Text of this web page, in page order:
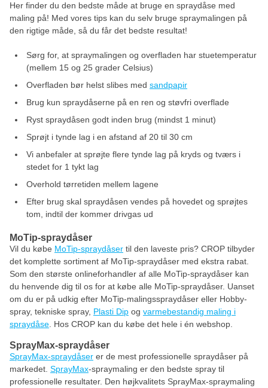
Her finder du den bedste måde at bruge en spraydåse med
maling på! Med vores tips kan du selv bruge spraymalingen på
den rigtige måde, så du får det bedste resultat!
Sørg for, at spraymalingen og overfladen har stuetemperatur
(mellem 15 og 25 grader Celsius)
Overfladen bør helst slibes med sandpapir
Brug kun spraydåserne på en ren og støvfri overflade
Ryst spraydåsen godt inden brug (mindst 1 minut)
Sprøjt i tynde lag i en afstand af 20 til 30 cm
Vi anbefaler at sprøjte flere tynde lag på kryds og tværs i
stedet for 1 tykt lag
Overhold tørretiden mellem lagene
Efter brug skal spraydåsen vendes på hovedet og sprøjtes
tom, indtil der kommer drivgas ud
MoTip-spraydåser
Vil du købe MoTip-spraydåser til den laveste pris? CROP tilbyder
det komplette sortiment af MoTip-spraydåser med ekstra rabat.
Som den største onlineforhandler af alle MoTip-spraydåser kan
du henvende dig til os for at købe alle MoTip-spraydåser. Uanset
om du er på udkig efter MoTip-malingsspraydåser eller Hobby-
spray, tekniske spray, Plasti Dip og varmebestandig maling i
spraydåse. Hos CROP kan du købe det hele i én webshop.
SprayMax-spraydåser
SprayMax-spraydåser er de mest professionelle spraydåser på
markedet. SprayMax-spraymaling er den bedste spray til
professionelle resultater. Den højkvalitets SprayMax-spraymaling